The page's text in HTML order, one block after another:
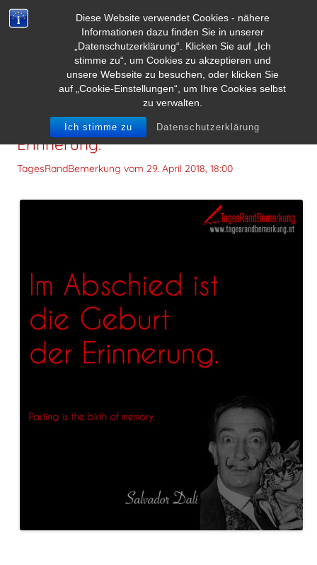
Diese Website verwendet Cookies - nähere
Informationen dazu finden Sie in unserer
„Datenschutzerklärung“. Klicken Sie auf „Ich
stimme zu“, um Cookies zu akzeptieren und
unsere Webseite zu besuchen, oder klicken Sie
auf „Cookie-Einstellungen“, um Ihre Cookies selbst
zu verwalten.
Ich stimme zu Datenschutzerklärung
Im Abschied ist die Geburt der
Erinnerung.
TagesRandBemerkung vom 29. April 2018, 18:00